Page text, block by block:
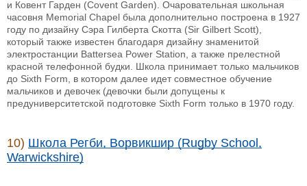
и Ковент Гарден (Covent Garden). Очаровательная школьная
часовня Memorial Chapel была дополнительно построена в 1927
году по дизайну Сэра Гилберта Скотта (Sir Gilbert Scott),
который также известен благодаря дизайну знаменитой
электростанции Battersea Power Station, а также прелестной
красной телефонной будки. Школа принимает только мальчиков
до Sixth Form, в котором далее идет совместное обучение
мальчиков и девочек (девочки были допущены к
предуниверситетской подготовке Sixth Form только в 1970 году.
10) Школа Регби, Ворвикшир (Rugby School,
Warwickshire)